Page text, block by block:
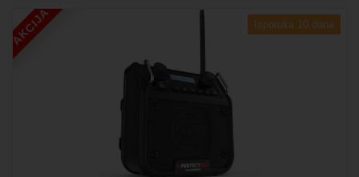
AKCIJA Isporuka 10 dana